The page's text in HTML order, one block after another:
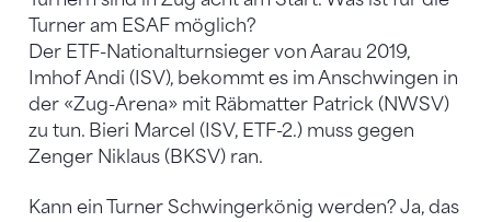
Turner am ESAF möglich?
Der ETF-Nationalturnsieger von Aarau 2019,
Imhof Andi (ISV), bekommt es im Anschwingen in
der «Zug-Arena» mit Räbmatter Patrick (NWSV)
zu tun. Bieri Marcel (ISV, ETF-2.) muss gegen
Zenger Niklaus (BKSV) ran.
Kann ein Turner Schwingerkönig werden? Ja, das